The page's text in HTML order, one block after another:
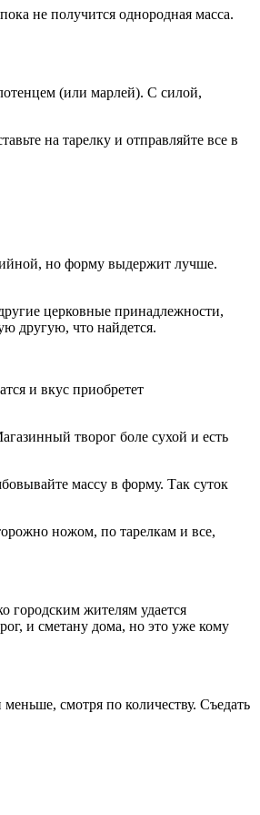
не получится однородная масса.
(или марлей). С силой,
на тарелку и отправляйте все в
но форму выдержит лучше.
церковные принадлежности,
другую, что найдется.
и вкус приобретет
творог боле сухой и есть
массу в форму. Так суток
ножом, по тарелкам и все,
городским жителям удается
и сметану дома, но это уже кому
смотря по количеству. Съедать